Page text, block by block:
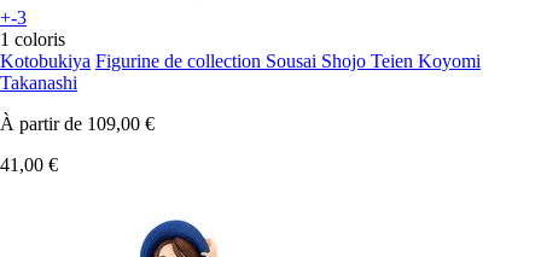
+-3
1 coloris
Kotobukiya Figurine de collection Sousai Shojo Teien Koyomi
Takanashi
À partir de 109,00 €
41,00 €